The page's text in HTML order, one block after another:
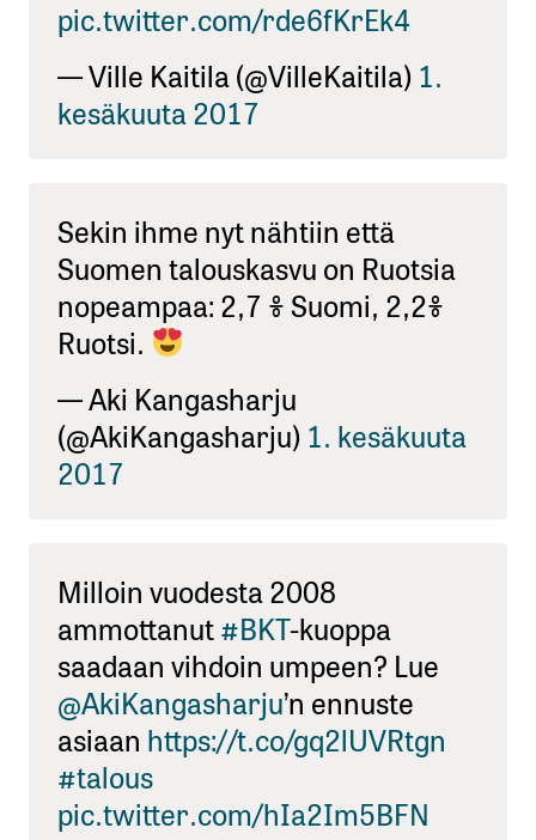
pic.twitter.com/rde6fKrEk4
— Ville Kaitila (@VilleKaitila)1.
kesäkuuta 2017
Sekin ihme nyt nähtiin että
Suomen talouskasvu on Ruotsia
nopeampaa: 2,7 % Suomi, 2,2%
Ruotsi.
— Aki Kangasharju
(@AkiKangasharju)1. kesäkuuta
2017
Milloin vuodesta 2008
ammottanut#BKT-kuoppa
saadaan vihdoin umpeen? Lue
@AkiKangasharju’n ennuste
asiaan https://t.co/gq2lUVRtgn
#talous
pic.twitter.com/hIa2Im5BFN